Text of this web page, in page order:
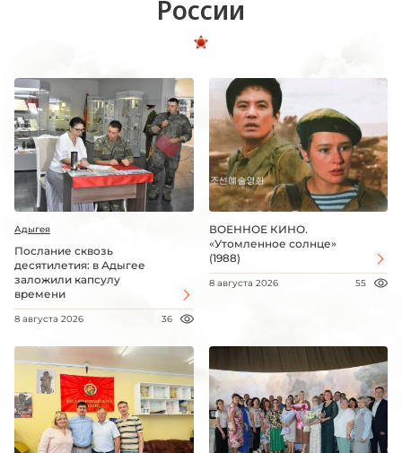
России
Адыгея
Послание сквозь
десятилетия: в Адыгее
заложили капсулу
времени
8 августа 2026 36
ВОЕННОЕ КИНО.
«Утомленное солнце»
(1988)
8 августа 2026 55